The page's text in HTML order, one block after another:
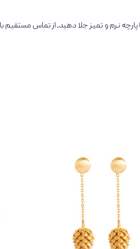
نرم و تمیز جلا دهید، از تماس مستقیم